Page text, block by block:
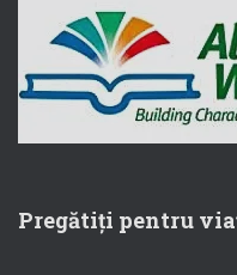
Pregătiți pentru